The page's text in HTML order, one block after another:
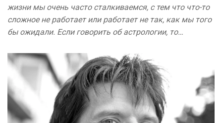
жизни мы очень часто сталкиваемся, с тем что что-то
сложное не работает или работает не так, как мы того
бы ожидали. Если говорить об астрологии, то…